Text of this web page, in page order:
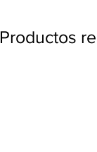
Productos